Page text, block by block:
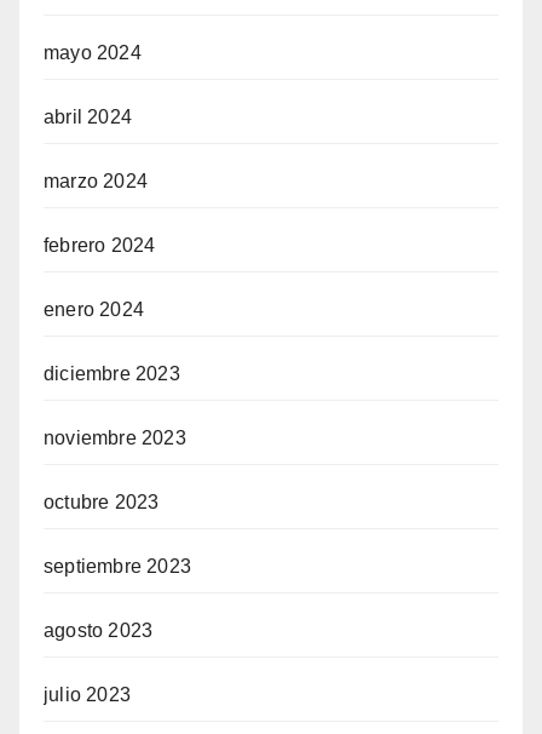
mayo 2024
abril 2024
marzo 2024
febrero 2024
enero 2024
diciembre 2023
noviembre 2023
octubre 2023
septiembre 2023
agosto 2023
julio 2023